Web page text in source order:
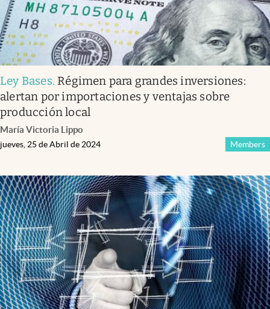
Ley Bases. Régimen para grandes inversiones:
alertan por importaciones y ventajas sobre
producción local
María Victoria Lippo
Members
jueves, 25 de Abril de 2024